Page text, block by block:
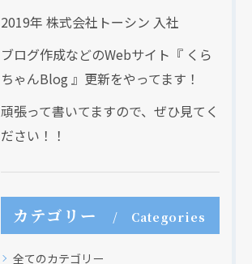
2019年 株式会社トーシン 入社
ブログ作成などのWebサイト『 くら
ちゃんBlog 』更新をやってます！
頑張って書いてますので、ぜひ見てく
ださい！！
カテゴリー Categories
全てのカテゴリー